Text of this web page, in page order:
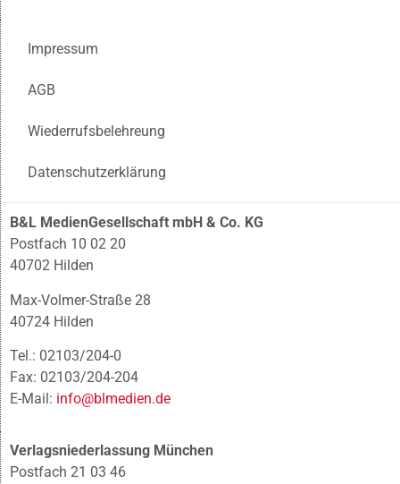
Impressum
AGB
Wiederrufsbelehreung
Datenschutzerklärung
B&L MedienGesellschaft mbH & Co. KG
Postfach 10 02 20
40702 Hilden
Max-Volmer-Straße 28
40724 Hilden
Tel.: 02103/204-0
Fax: 02103/204-204
E-Mail: info@blmedien.de
Verlagsniederlassung München
Postfach 21 03 46